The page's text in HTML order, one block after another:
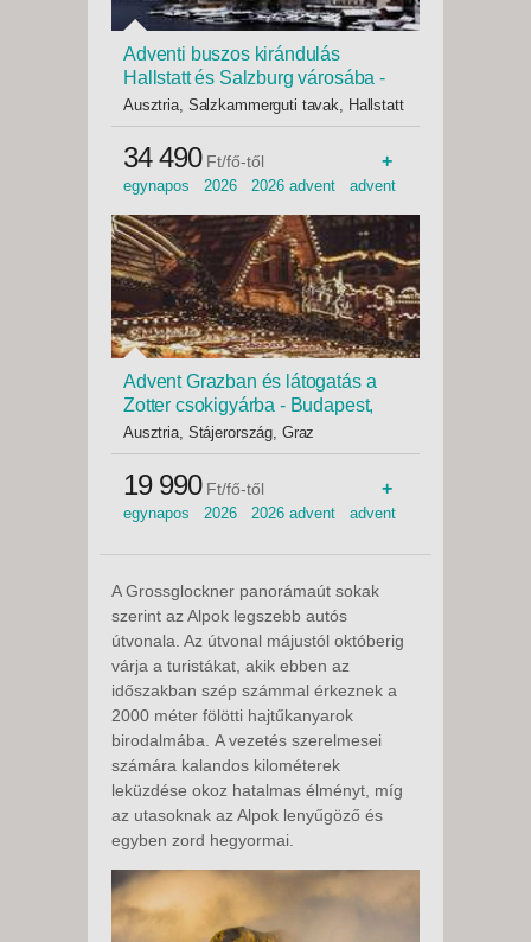
Adventi buszos kirándulás
Hallstatt és Salzburg városába -
Budapest, Busz
Ausztria, Salzkammerguti tavak, Hallstatt
34 490 Ft/fő-től +
egynapos 2026 2026 advent advent
Advent Grazban és látogatás a
Zotter csokigyárba - Budapest,
Busz
Ausztria, Stájerország, Graz
19 990 Ft/fő-től +
egynapos 2026 2026 advent advent
A Grossglockner panorámaút sokak
szerint az Alpok legszebb autós
útvonala. Az útvonal májustól októberig
várja a turistákat, akik ebben az
időszakban szép számmal érkeznek a
2000 méter fölötti hajtűkanyarok
birodalmába. A vezetés szerelmesei
számára kalandos kilométerek
leküzdése okoz hatalmas élményt, míg
az utasoknak az Alpok lenyűgöző és
egyben zord hegyormai.